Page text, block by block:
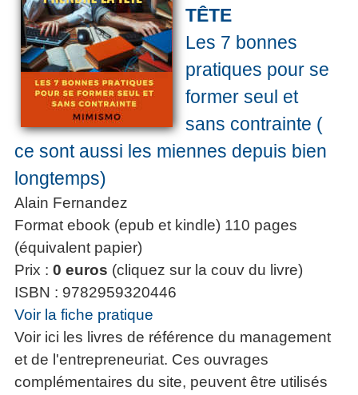
TÊTE
Les 7 bonnes
pratiques pour se
former seul et
sans contrainte (
ce sont aussi les miennes depuis bien
longtemps)
Alain Fernandez
Format ebook (epub et kindle) 110 pages
(équivalent papier)
Prix : 0 euros (cliquez sur la couv du livre)
ISBN : 9782959320446
Voir la fiche pratique
Voir ici les livres de référence du management
et de l'entrepreneuriat. Ces ouvrages
complémentaires du site, peuvent être utilisés